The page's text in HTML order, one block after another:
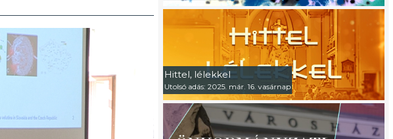
Hittel, lélekkel
Utolsó adás: 2025. már. 16. vasárnap